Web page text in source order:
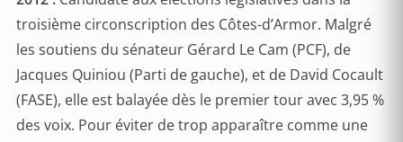
troisième circonscription des Côtes-d’Armor. Malgré
les soutiens du sénateur Gérard Le Cam (PCF), de
Jacques Quiniou (Parti de gauche), et de David Cocault
(FASE), elle est balayée dès le premier tour avec 3,95 %
des voix. Pour éviter de trop apparaître comme une